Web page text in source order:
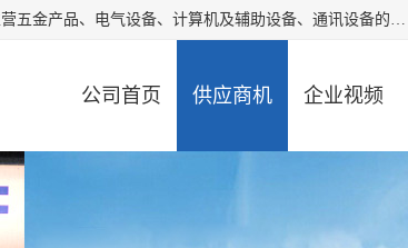
厦门欣锐仪器仪表有限公司成立于2006年，位于厦门市湖里区。公司主营五金产品、电气设备、计算机及辅助设备、通讯设备的批发与零售，同时涉及乐器、照相器材等文化用品的销售。此外，公司还提供通用设备、电气设备、仪器仪表的修理服务，以及信息系统集成、信息技术咨询、数据处理和存储等技术支持。公司致力于为客户提供全面的产品和服务，满足多样化的市场需求。
公司首页 供应商机 企业视频